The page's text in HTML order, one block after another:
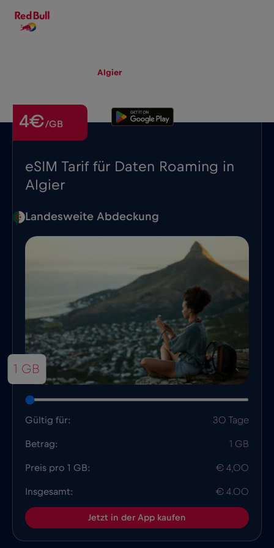
Algier
eSIM Tarif für Daten Roaming in
Algier
4€/GB
Landesweite Abdeckung
1 GB
Gültig für: 30 Tage
Betrag: 1 GB
Preis pro 1 GB: € 4,00
Insgesamt: € 4.00
Jetzt in der App kaufen